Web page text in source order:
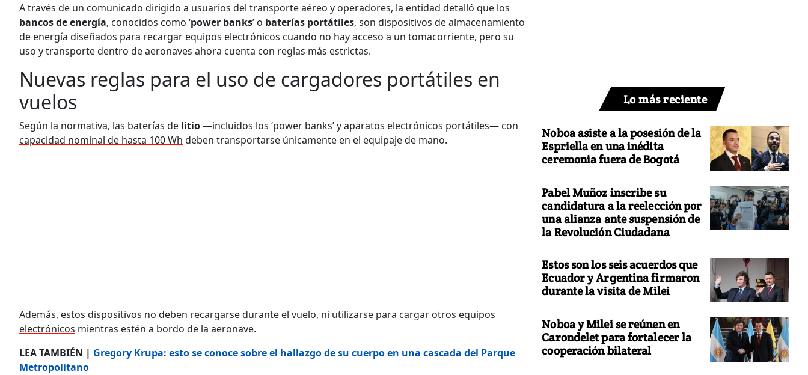
A través de un comunicado dirigido a usuarios del transporte aéreo y operadores, la entidad detalló que los
bancos de energía, conocidos como ‘power banks’ o baterías portátiles, son dispositivos de almacenamiento
de energía diseñados para recargar equipos electrónicos cuando no hay acceso a un tomacorriente, pero su
uso y transporte dentro de aeronaves ahora cuenta con reglas más estrictas.
Nuevas reglas para el uso de cargadores portátiles en
vuelos
Según la normativa, las baterías de litio—incluidos los ‘power banks’ y aparatos electrónicos portátiles— con
capacidad nominal de hasta 100 Wh deben transportarse únicamente en el equipaje de mano.
Además, estos dispositivos no deben recargarse durante el vuelo, ni utilizarse para cargar otros equipos
electrónicos mientras estén a bordo de la aeronave.
LEA TAMBIÉN | Gregory Krupa: esto se conoce sobre el hallazgo de su cuerpo en una cascada del Parque
Metropolitano
Lo más reciente
Noboa asiste a la posesión de la
Espriella en una inédita
ceremonia fuera de Bogotá
Pabel Muñoz inscribe su
candidatura a la reelección por
una alianza ante suspensión de
la Revolución Ciudadana
Estos son los seis acuerdos que
Ecuador y Argentina firmaron
durante la visita de Milei
Noboa y Milei se reúnen en
Carondelet para fortalecer la
cooperación bilateral